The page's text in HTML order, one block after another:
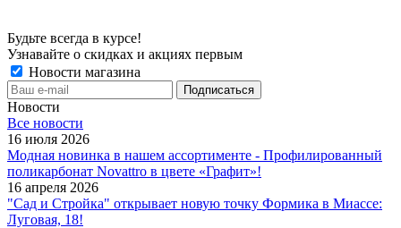
Будьте всегда в курсе!
Узнавайте о скидках и акциях первым
Новости магазина
Новости
Все новости
16 июля 2026
Модная новинка в нашем ассортименте - Профилированный
поликарбонат Novattro в цвете «Графит»!
16 апреля 2026
"Сад и Стройка" открывает новую точку Формика в Миассе:
Луговая, 18!